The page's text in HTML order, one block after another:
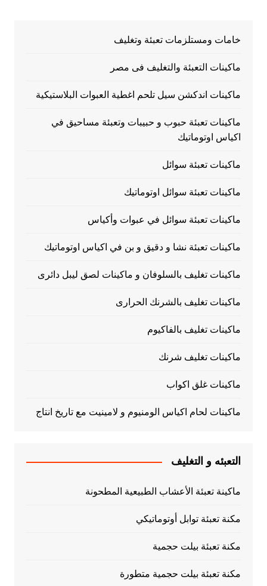
خامات ومستلزمات تعبئة وتغليف
ماكينات التعبئة والتغليف فى مصر
ماكينات اندكشن سيل تلحم اغطية العبوات البلاستيكية
ماكينات تعبئة حبوب و حبيبات وتعبئة مساحيق في
اكياس اوتوماتيك
ماكينات تعبئة سوائل
ماكينات تعبئة سوائل اوتوماتيك
ماكينات تعبئة سوائل في عبوات وأكياس
ماكينات تعبئة نشا و دقيق و بن في اكياس اوتوماتيك
ماكينات تغليف بالسلوفان و ماكينات لصق ليبل دائرى
ماكينات تغليف بالشرنك الحرارى
ماكينات تغليف بالفاكيوم
ماكينات تغليف شرنك
ماكينات غلق اكواب
ماكينات لحام اكياس الومنيوم و لامينيت مع تاريخ انتاج
التعبئه و التغليف
ماكينة تعبئة الأعشاب الطبيعية المطحونة
مكنة تعبئة توابل أوتوماتيكي
مكنة تعبئة بيلت حجمية
مكنة تعبئة بيلت حجمية متطورة